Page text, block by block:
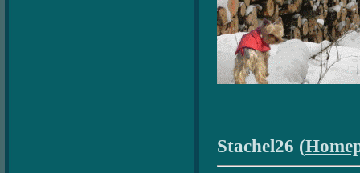
Stachel26 (